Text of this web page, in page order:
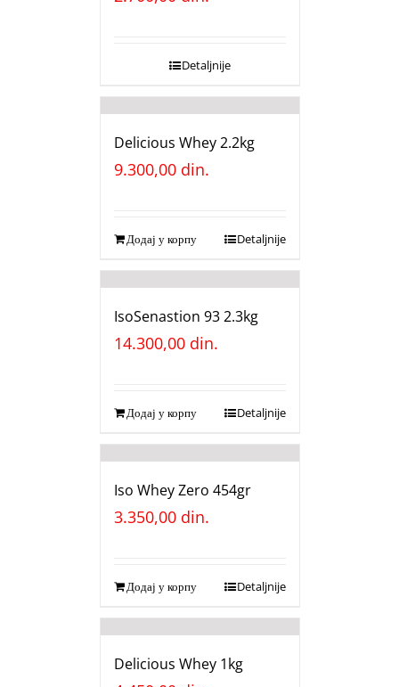
Detaljnije
Delicious Whey 2.2kg
9.300,00 din.
Додај у корпу Detaljnije
IsoSenastion 93 2.3kg
14.300,00 din.
Додај у корпу Detaljnije
Iso Whey Zero 454gr
3.350,00 din.
Додај у корпу Detaljnije
Delicious Whey 1kg